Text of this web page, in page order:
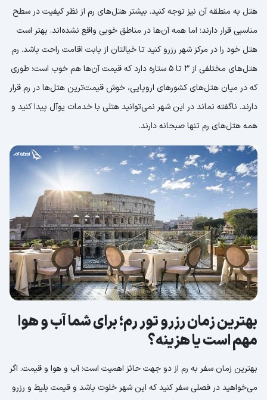
هتل به منطقه آن نیز توجه کنید. بیشتر هتل‌های رم از نظر کیفیت در سطح
مناسبی قرار دارند؛ اما همه آن‌ها در مناطق خوبی واقع نشده‌اند. بهتر است
هتل خود را در مرکز شهر رزرو کنید تا خیالتان از بابت اقامت راحت باشد. رم
هتل‌های مختلفی از 3 تا 5 ستاره دارد که قیمت آن‌ها هم خوب است؛ طوری
که در میان هتل‌های کشورهای اروپایی، خوش قیمت‌ترین هتل‌ها در رم قرار
دارند. ناگفته نماند در این شهر نمی‌توانید هتلی با خدمات یوآل پیدا کنید و
همه هتل‌های رم تنها صبحانه دارند.
بهترین زمان رزرو تور رم؛ برای شما آب و هوا
مهم است یا هزینه؟
بهترین زمان سفر به رم از دو جهت حائز اهمیت است؛ آب و هوا و قیمت. اگر
می‌خواهید در فصلی سفر کنید که این شهر خلوت باشد و قیمت بلیط و رزرو